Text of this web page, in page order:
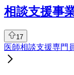
相談支援事
17
医師相談支援専門